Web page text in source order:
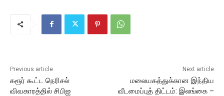
Previous article
கரூர் கூட்ட நெரிசல்
விவகாரத்தில் சிபிஐ
Next article
மலையகத்துக்கான இந்திய
வீடமைப்புத் திட்டம்: இலங்கை –